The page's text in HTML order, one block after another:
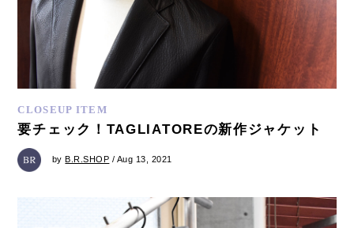
CLOSEUP ITEM
要チェック！TAGLIATOREの新作ジャケット
byB.R.SHOP / Aug 13, 2021